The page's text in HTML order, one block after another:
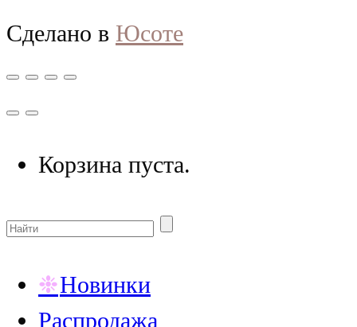
Сделано в Юсоте
Корзина пуста.
Новинки
Распродажа